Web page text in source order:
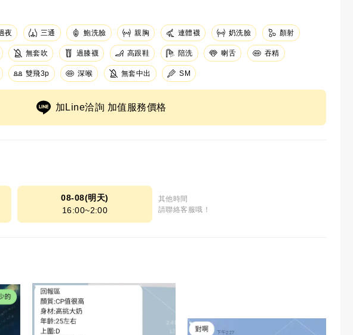
夜 三通 鮑洗臉 親胸 連體襪 奶洗臉 顏射
無套吹 過膝襪 高跟鞋 陪洗 喇舌 吞精
雙飛3p 深喉 無套中出 SM
加Line洽詢 加值服務價格
08-08(明天)
16:00~2:00
其他時間
請聯絡客服哦！